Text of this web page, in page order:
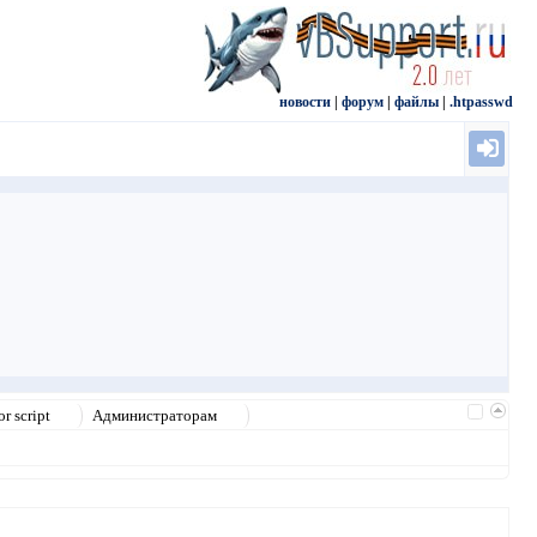
новости форум файлы .htpasswd
script
Администраторам